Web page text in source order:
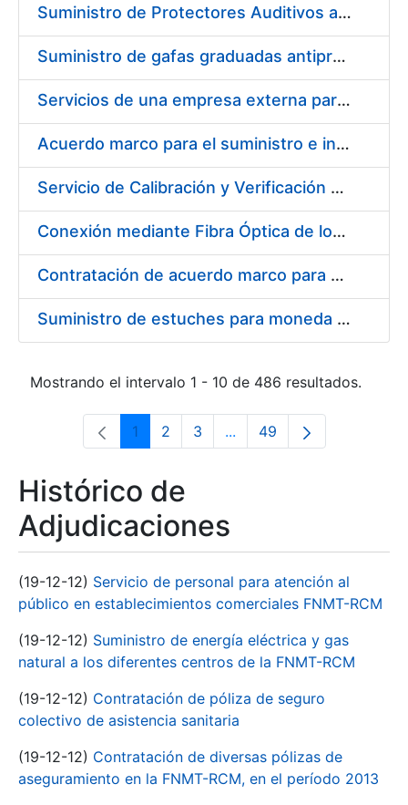
Suministro de Protectores Auditivos a medida para las personas trabajadoras de los Centros de Trabajo de Madrid y Burgos
Suministro de gafas graduadas antiproyecciones para los trabajadores de la FNMT-RCM en los centros de trabajo de Madrid y Burgos
Servicios de una empresa externa para el asesoramiento y resolución de los recursos de alzada que se presentan relacionados con procesos de selección para la FNMT-RCM
Acuerdo marco para el suministro e instalación de persianas, estores y otros complementos
Servicio de Calibración y Verificación Externa de los Equipos de Medición del Servicio de Prevención de la FNMT-RCM
Conexión mediante Fibra Óptica de los Centros de Proceso de Datos (CPDs) de las sedes de la FNMT-RCM de Burgos y Madrid
Contratación de acuerdo marco para el Suministro de Material de Electricidad para la Fábrica Nacional de Moneda y Timbre-Real Casa de la Moneda en su centro de trabajo de Burgos
Suministro de estuches para moneda de 30 €
Mostrando el intervalo 1 - 10 de 486 resultados.
Página
1 Página
2 Página
3 ...Páginas intermedias Use
Página
49
Histórico de
Adjudicaciones
(19-12-12) Servicio de personal para atención al
público en establecimientos comerciales FNMT-RCM
(19-12-12) Suministro de energía eléctrica y gas
natural a los diferentes centros de la FNMT-RCM
(19-12-12) Contratación de póliza de seguro
colectivo de asistencia sanitaria
(19-12-12) Contratación de diversas pólizas de
aseguramiento en la FNMT-RCM, en el período 2013